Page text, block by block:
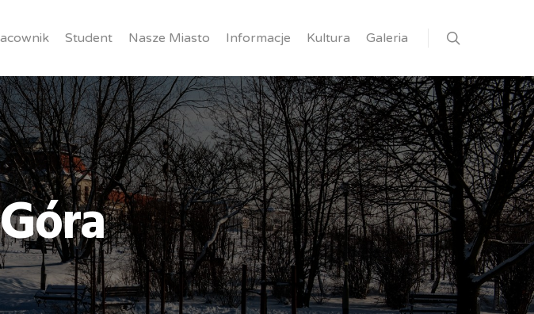
Student Nasze Miasto Informacje Kultura Galeria